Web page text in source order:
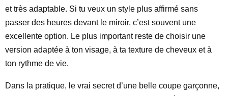
et très adaptable. Si tu veux un style plus affirmé sans
passer des heures devant le miroir, c’est souvent une
excellente option. Le plus important reste de choisir une
version adaptée à ton visage, à ta texture de cheveux et à
ton rythme de vie.
Dans la pratique, le vrai secret d’une belle coupe garçonne,